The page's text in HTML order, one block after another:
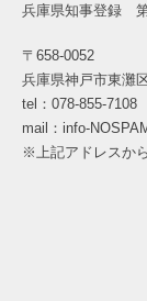
兵庫県知事登録
〒658-0052
兵庫県神戸市東灘
tel：078-855-7108
mail：info-
※上記アドレスか